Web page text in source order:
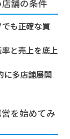
舗の条件
も正確な買
と売上を底上
に多店舗展開
を始めてみ